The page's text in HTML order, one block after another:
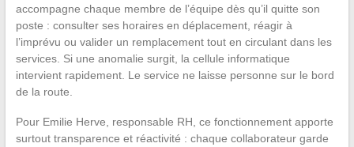
accompagne chaque membre de l’équipe dès qu’il quitte son
poste : consulter ses horaires en déplacement, réagir à
l’imprévu ou valider un remplacement tout en circulant dans les
services. Si une anomalie surgit, la cellule informatique
intervient rapidement. Le service ne laisse personne sur le bord
de la route.
Pour Emilie Herve, responsable RH, ce fonctionnement apporte
surtout transparence et réactivité : chaque collaborateur garde